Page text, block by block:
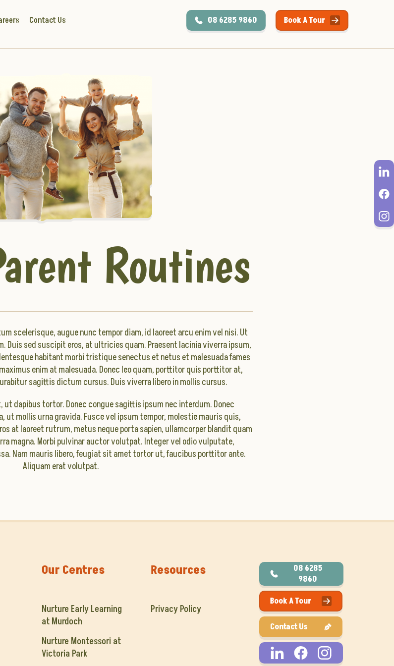
Contact Us 08 6285 9860 Book A Tour
Routines
scelerisque, augue nunc tempor diam, id laoreet arcu enim vel nisi. Ut
Duis sed suscipit eros, at ultricies quam. Praesent lacinia viverra ipsum,
habitant morbi tristique senectus et netus et malesuada fames
enim at malesuada. Donec leo quam, porttitor quis porttitor at,
sagittis dictum cursus. Duis viverra libero in mollis cursus.
dapibus tortor. Donec congue sagittis ipsum nec interdum. Donec
ut mollis urna gravida. Fusce vel ipsum tempor, molestie mauris quis,
at laoreet rutrum, metus neque porta sapien, ullamcorper blandit quam
magna. Morbi pulvinar auctor volutpat. Integer vel odio vulputate,
Nam mauris libero, feugiat sit amet tortor ut, faucibus porttitor ante.
Aliquam erat volutpat.
Our Centres
Nurture Early Learning
at Murdoch
Nurture Montessori at
Victoria Park
Resources
Privacy Policy
08 6285
9860
Book A Tour
Contact Us